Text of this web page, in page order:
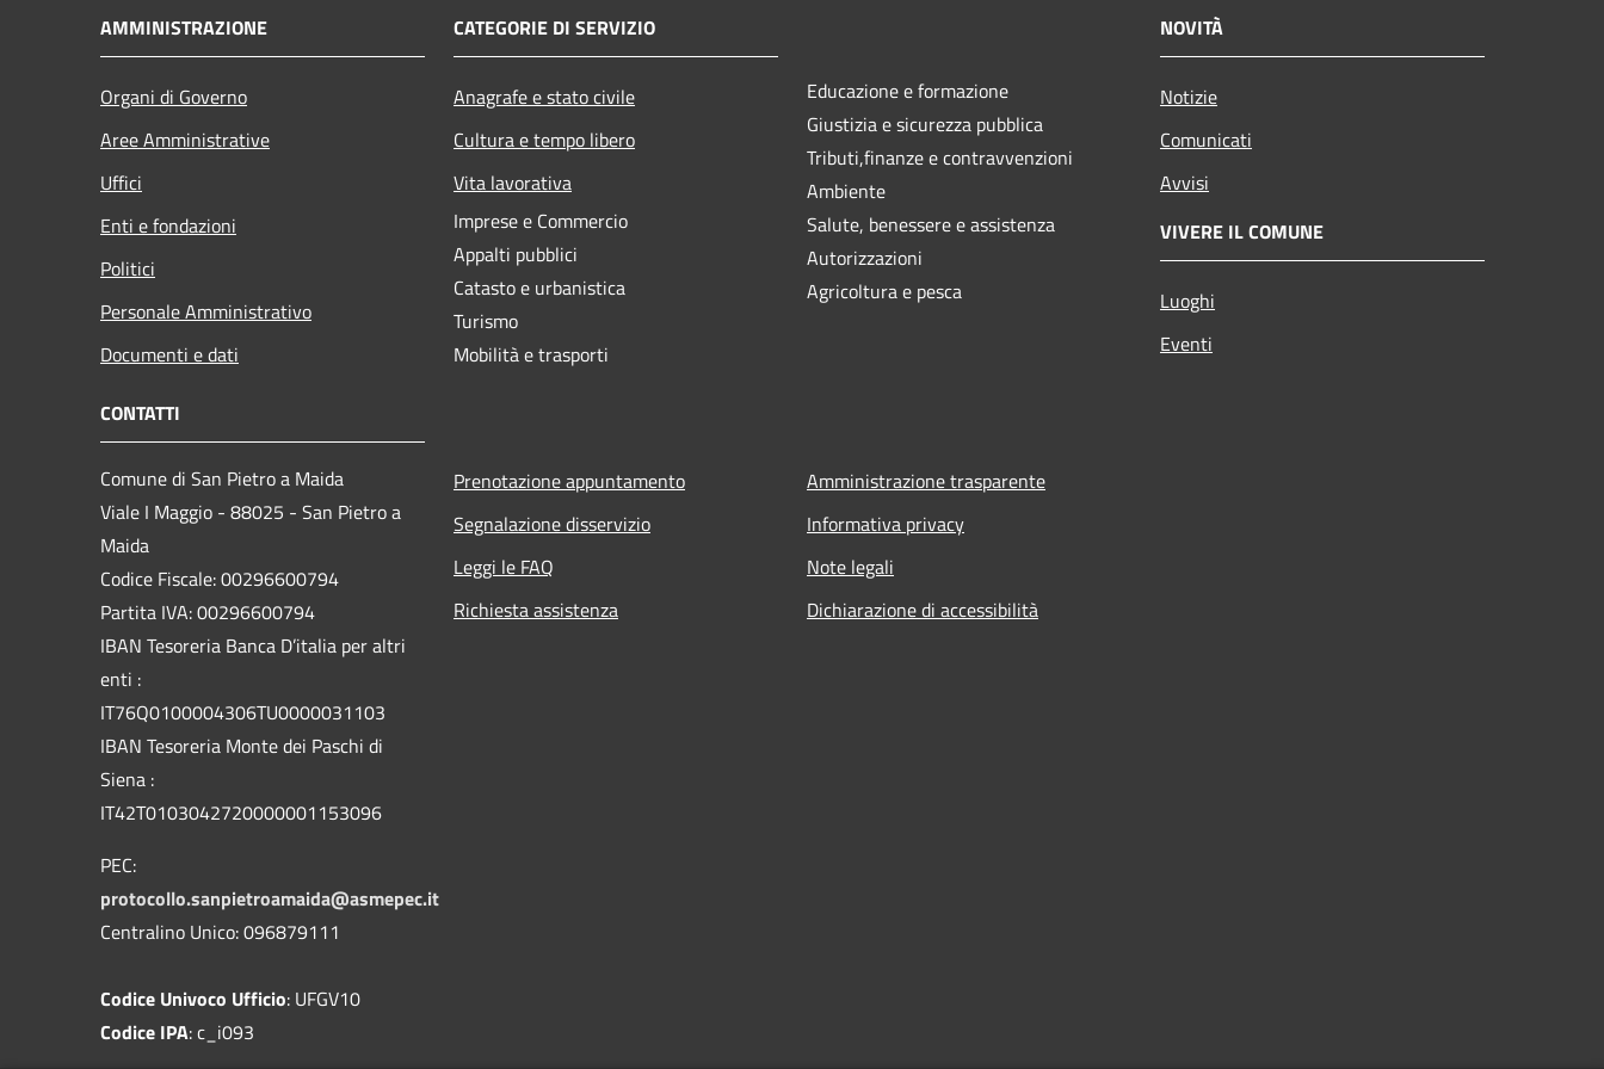
AMMINISTRAZIONE
Organi di Governo
Aree Amministrative
Uffici
Enti e fondazioni
Politici
Personale Amministrativo
Documenti e dati
CATEGORIE DI SERVIZIO
Anagrafe e stato civile
Cultura e tempo libero
Vita lavorativa
Imprese e Commercio
Appalti pubblici
Catasto e urbanistica
Turismo
Mobilità e trasporti
Educazione e formazione
Giustizia e sicurezza pubblica
Tributi,finanze e contravvenzioni
Ambiente
Salute, benessere e assistenza
Autorizzazioni
Agricoltura e pesca
NOVITÀ
Notizie
Comunicati
Avvisi
VIVERE IL COMUNE
Luoghi
Eventi
CONTATTI
Comune di San Pietro a Maida
Viale I Maggio - 88025 - San Pietro a
Maida
Codice Fiscale: 00296600794
Partita IVA: 00296600794
IBAN Tesoreria Banca D’italia per altri
enti :
IT76Q0100004306TU0000031103
IBAN Tesoreria Monte dei Paschi di
Siena :
IT42T0103042720000001153096
PEC:
protocollo.sanpietroamaida@asmepec.it
Centralino Unico: 096879111
Codice Univoco Ufficio: UFGV10
Codice IPA: c_i093
Prenotazione appuntamento
Segnalazione disservizio
Leggi le FAQ
Richiesta assistenza
Amministrazione trasparente
Informativa privacy
Note legali
Dichiarazione di accessibilità